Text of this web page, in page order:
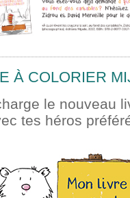
À COLORIER
le nouveau
tes héros